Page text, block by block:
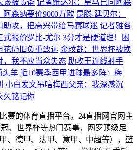
该被责备 记者维达尔：皇马已向阿森
森纳要价9000万欧 昆滕-廷贝尔：
助攻，把高兴带给马赛球迷 记者雅各
式报价罗比-尤尔 3分才是硬道理！困
花仍旧负重致远 金玟哉：世界杯被换
，我不应当众失态 助攻王连线射手
头羊 近10赛季西甲进球最多阵：梅
小白发文吊唁梅西父亲：我深感沉
久铭记你
赛的体育直播平台。24直播网官网主
、世界杯等热门赛事，网罗顶级足
、德甲、法甲、意甲、中超等），篮